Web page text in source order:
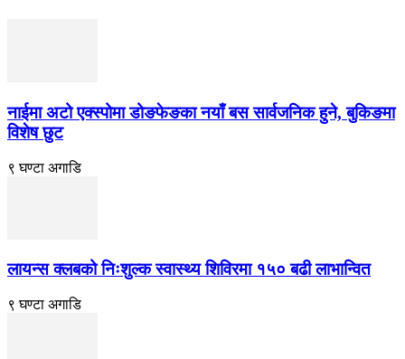
नाईमा अटो एक्स्पोमा डोङफेङका नयाँ बस सार्वजनिक हुने, बुकिङमा
विशेष छुट
९ घण्टा अगाडि
लायन्स क्लबको निःशुल्क स्वास्थ्य शिविरमा १५० बढी लाभान्वित
९ घण्टा अगाडि